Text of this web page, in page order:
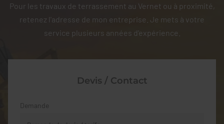
Pour les travaux de terrassement au Vernet ou à proximité,
retenez l'adresse de mon entreprise. Je mets à votre
service plusieurs années d'expérience.
Devis / Contact
Demande